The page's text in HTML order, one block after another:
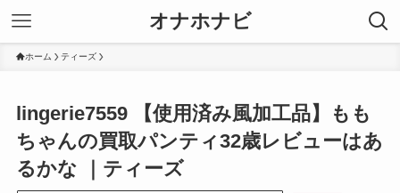
オナホナビ
ホーム ティーズ
lingerie7559 【使用済み風加工品】もも
ちゃんの買取パンティ32歳レビューはあ
るかな ｜ティーズ